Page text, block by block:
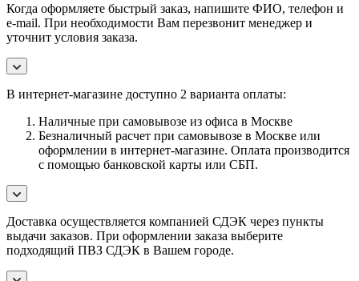
Когда оформляете быстрый заказ, напишите ФИО, телефон и
e-mail. При необходимости Вам перезвонит менеджер и
уточнит условия заказа.
В интернет-магазине доступно 2 варианта оплаты:
Наличные при самовывозе из офиса в Москве
Безналичный расчет при самовывозе в Москве или
оформлении в интернет-магазине. Оплата производится
с помощью банковской карты или СБП.
Доставка осуществляется компанией СДЭК через пункты
выдачи заказов. При оформлении заказа выберите
подходящий ПВЗ СДЭК в Вашем городе.